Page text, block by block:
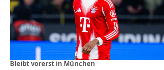
Bleibt vorerst in München